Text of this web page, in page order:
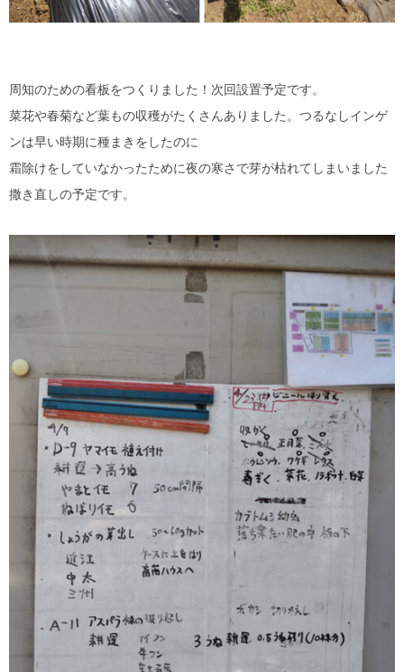
周知のための看板をつくりました！次回設置予定です。
菜花や春菊など葉もの収穫がたくさんありました。つるなしインゲ
ンは早い時期に種まきをしたのに
霜除けをしていなかったために夜の寒さで芽が枯れてしまいました
撒き直しの予定です。